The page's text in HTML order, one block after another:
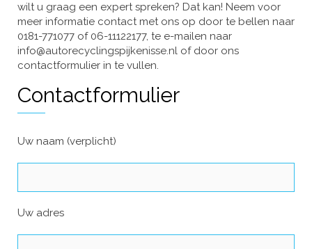
wilt u graag een expert spreken? Dat kan! Neem voor
meer informatie contact met ons op door te bellen naar
0181-771077 of 06-11122177, te e-mailen naar
info@autorecyclingspijkenisse.nl of door ons
contactformulier in te vullen.
Contactformulier
Uw naam (verplicht)
Uw adres